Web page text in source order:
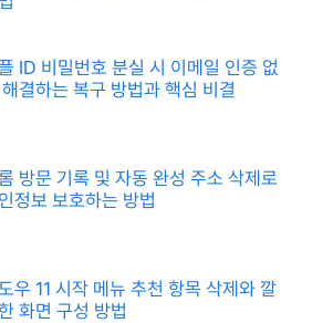
ID 비밀번호 분실 시 이메일 인증 없
결하는 복구 방법과 핵심 비결
방문 기록 및 자동 완성 주소 삭제로
정보 보호하는 방법
우 11 시작 메뉴 추천 항목 삭제와 깔
화면 구성 방법